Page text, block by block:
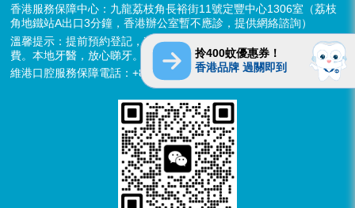
香港服務保障中心：九龍荔枝角長裕街11號定豐中心1306室（荔枝
角地鐵站A出口3分鐘，香港辦公室暫不應診，提供網絡諮詢）
溫馨提示：提前預約登記，X-ray、CT院內檢查免費，3D數字掃描免
費。本地牙醫，放心睇牙。另有速遞代收存放服務。
維港口腔服務保障電話：+852 6637 2280
拎400蚊優惠券！
香港品牌 過關即到